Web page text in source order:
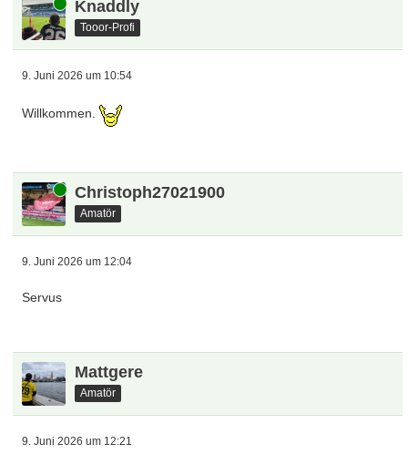
Online Knaddly
Tooor-Profi
9. Juni 2026 um 10:54
Willkommen.
Online Christoph27021900
Amatör
9. Juni 2026 um 12:04
Servus
Mattgere
Amatör
9. Juni 2026 um 12:21